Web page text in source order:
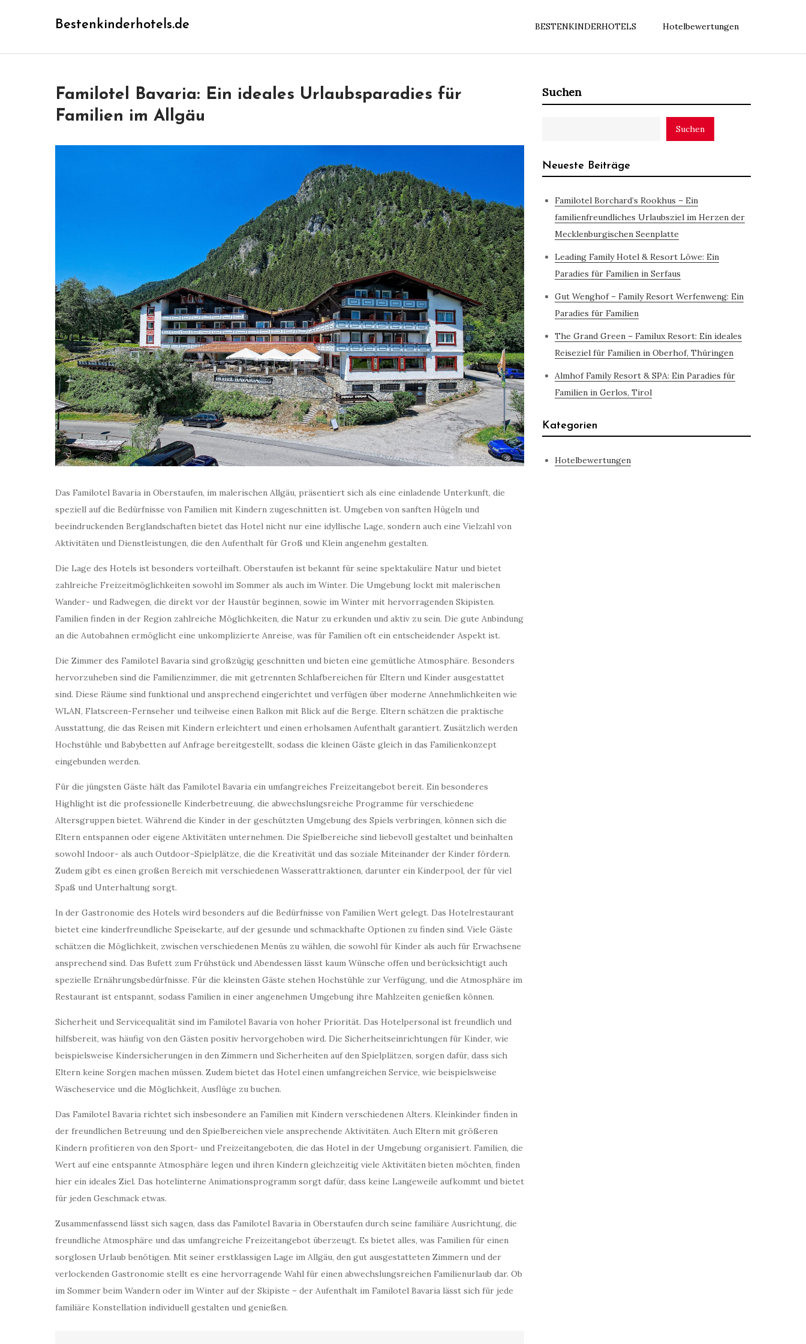
Bestenkinderhotels.de BESTENKINDERHOTELS Hotelbewertungen
Familotel Bavaria: Ein ideales Urlaubsparadies für
Familien im Allgäu
Das Familotel Bavaria in Oberstaufen, im malerischen Allgäu, präsentiert sich als eine einladende Unterkunft, die
speziell auf die Bedürfnisse von Familien mit Kindern zugeschnitten ist. Umgeben von sanften Hügeln und
beeindruckenden Berglandschaften bietet das Hotel nicht nur eine idyllische Lage, sondern auch eine Vielzahl von
Aktivitäten und Dienstleistungen, die den Aufenthalt für Groß und Klein angenehm gestalten.
Die Lage des Hotels ist besonders vorteilhaft. Oberstaufen ist bekannt für seine spektakuläre Natur und bietet
zahlreiche Freizeitmöglichkeiten sowohl im Sommer als auch im Winter. Die Umgebung lockt mit malerischen
Wander- und Radwegen, die direkt vor der Haustür beginnen, sowie im Winter mit hervorragenden Skipisten.
Familien finden in der Region zahlreiche Möglichkeiten, die Natur zu erkunden und aktiv zu sein. Die gute Anbindung
an die Autobahnen ermöglicht eine unkomplizierte Anreise, was für Familien oft ein entscheidender Aspekt ist.
Die Zimmer des Familotel Bavaria sind großzügig geschnitten und bieten eine gemütliche Atmosphäre. Besonders
hervorzuheben sind die Familienzimmer, die mit getrennten Schlafbereichen für Eltern und Kinder ausgestattet
sind. Diese Räume sind funktional und ansprechend eingerichtet und verfügen über moderne Annehmlichkeiten wie
WLAN, Flatscreen-Fernseher und teilweise einen Balkon mit Blick auf die Berge. Eltern schätzen die praktische
Ausstattung, die das Reisen mit Kindern erleichtert und einen erholsamen Aufenthalt garantiert. Zusätzlich werden
Hochstühle und Babybetten auf Anfrage bereitgestellt, sodass die kleinen Gäste gleich in das Familienkonzept
eingebunden werden.
Für die jüngsten Gäste hält das Familotel Bavaria ein umfangreiches Freizeitangebot bereit. Ein besonderes
Highlight ist die professionelle Kinderbetreuung, die abwechslungsreiche Programme für verschiedene
Altersgruppen bietet. Während die Kinder in der geschützten Umgebung des Spiels verbringen, können sich die
Eltern entspannen oder eigene Aktivitäten unternehmen. Die Spielbereiche sind liebevoll gestaltet und beinhalten
sowohl Indoor- als auch Outdoor-Spielplätze, die die Kreativität und das soziale Miteinander der Kinder fördern.
Zudem gibt es einen großen Bereich mit verschiedenen Wasserattraktionen, darunter ein Kinderpool, der für viel
Spaß und Unterhaltung sorgt.
In der Gastronomie des Hotels wird besonders auf die Bedürfnisse von Familien Wert gelegt. Das Hotelrestaurant
bietet eine kinderfreundliche Speisekarte, auf der gesunde und schmackhafte Optionen zu finden sind. Viele Gäste
schätzen die Möglichkeit, zwischen verschiedenen Menüs zu wählen, die sowohl für Kinder als auch für Erwachsene
ansprechend sind. Das Bufett zum Frühstück und Abendessen lässt kaum Wünsche offen und berücksichtigt auch
spezielle Ernährungsbedürfnisse. Für die kleinsten Gäste stehen Hochstühle zur Verfügung, und die Atmosphäre im
Restaurant ist entspannt, sodass Familien in einer angenehmen Umgebung ihre Mahlzeiten genießen können.
Sicherheit und Servicequalität sind im Familotel Bavaria von hoher Priorität. Das Hotelpersonal ist freundlich und
hilfsbereit, was häufig von den Gästen positiv hervorgehoben wird. Die Sicherheitseinrichtungen für Kinder, wie
beispielsweise Kindersicherungen in den Zimmern und Sicherheiten auf den Spielplätzen, sorgen dafür, dass sich
Eltern keine Sorgen machen müssen. Zudem bietet das Hotel einen umfangreichen Service, wie beispielsweise
Wäscheservice und die Möglichkeit, Ausflüge zu buchen.
Das Familotel Bavaria richtet sich insbesondere an Familien mit Kindern verschiedenen Alters. Kleinkinder finden in
der freundlichen Betreuung und den Spielbereichen viele ansprechende Aktivitäten. Auch Eltern mit größeren
Kindern profitieren von den Sport- und Freizeitangeboten, die das Hotel in der Umgebung organisiert. Familien, die
Wert auf eine entspannte Atmosphäre legen und ihren Kindern gleichzeitig viele Aktivitäten bieten möchten, finden
hier ein ideales Ziel. Das hotelinterne Animationsprogramm sorgt dafür, dass keine Langeweile aufkommt und bietet
für jeden Geschmack etwas.
Zusammenfassend lässt sich sagen, dass das Familotel Bavaria in Oberstaufen durch seine familiäre Ausrichtung, die
freundliche Atmosphäre und das umfangreiche Freizeitangebot überzeugt. Es bietet alles, was Familien für einen
sorglosen Urlaub benötigen. Mit seiner erstklassigen Lage im Allgäu, den gut ausgestatteten Zimmern und der
verlockenden Gastronomie stellt es eine hervorragende Wahl für einen abwechslungsreichen Familienurlaub dar. Ob
im Sommer beim Wandern oder im Winter auf der Skipiste – der Aufenthalt im Familotel Bavaria lässt sich für jede
familiäre Konstellation individuell gestalten und genießen.
Suchen
Suchen
Neueste Beiträge
Familotel Borchard’s Rookhus – Ein
familienfreundliches Urlaubsziel im Herzen der
Mecklenburgischen Seenplatte
Leading Family Hotel & Resort Löwe: Ein
Paradies für Familien in Serfaus
Gut Wenghof – Family Resort Werfenweng: Ein
Paradies für Familien
The Grand Green – Familux Resort: Ein ideales
Reiseziel für Familien in Oberhof, Thüringen
Almhof Family Resort & SPA: Ein Paradies für
Familien in Gerlos, Tirol
Kategorien
Hotelbewertungen